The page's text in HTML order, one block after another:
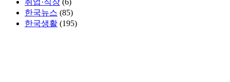
취업·직장 (6)
한국뉴스 (85)
한국생활 (195)